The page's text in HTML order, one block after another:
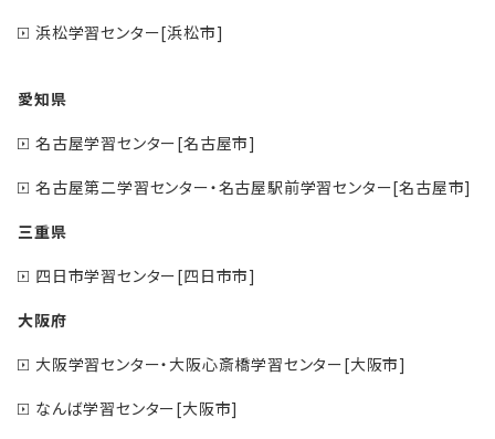
浜松学習センター[浜松市]
愛知県
名古屋学習センター[名古屋市]
名古屋第二学習センター・名古屋駅前学習センター[名古屋市]
三重県
四日市学習センター[四日市市]
大阪府
大阪学習センター・大阪心斎橋学習センター[大阪市]
なんば学習センター[大阪市]